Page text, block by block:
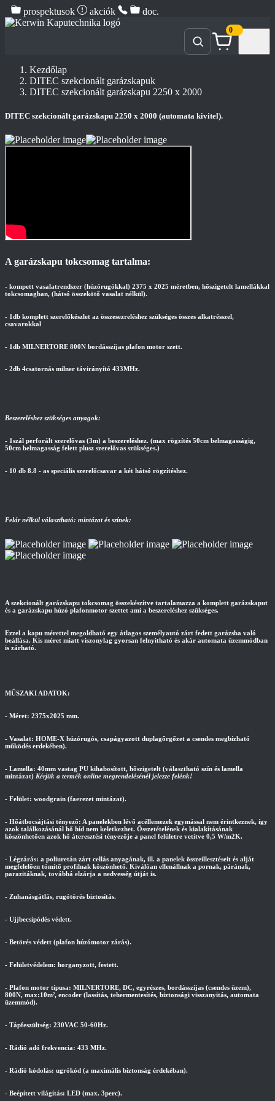
prospektusok akciók doc.
0
Kezdőlap
DITEC szekcionált garázskapuk
DITEC szekcionált garázskapu 2250 x 2000
DITEC szekcionált garázskapu 2250 x 2000 (automata kivitel).
A garázskapu tokcsomag tartalma:
- kompett vasalatrendszer (húzórugókkal) 2375 x 2025 méretben, hőszigetelt lamellákkal
tokcsomagban, (hátsó összekötő vasalat nélkül).
- 1db komplett szerelőkészlet az összesezreléshez szükséges összes alkatrésszel,
csavarokkal
- 1db MILNERTORE 800N bordásszíjas plafon motor szett.
- 2db 4csatornás milner távirányító 433MHz.
Beszereléshez szükséges anyagok:
- 1szál perforált szerelővas (3m) a beszereléshez. (max rögzítés 50cm belmagasságig,
50cm belmagasság felett plusz szerelővas szükséges.)
- 10 db 8.8 - as speciális szerelőcsavar a két hátsó rögzítéshez.
Felár nélkül választható: mintázat és színek:
A szekcionált garázskapu tokcsomag összekészítve tartalamazza a komplett garázskaput
és a garázskapu húzó plafonmotor szettet ami a beszereléshez szükséges.
Ezzel a kapu mérettel megoldható egy átlagos személyautó zárt fedett garázsba való
beállása. Kis méret miatt viszonylag gyorsan felnyitható és akár automata üzemmódban
is zárható.
MŰSZAKI ADATOK:
- Méret: 2375x2025 mm.
- Vasalat: HOME-X húzórugós, csapágyazott duplagőrgőzet a csendes megbízható
működés erdekében).
- Lamella: 40mm vastag PU kihabosított, hőszigetelt (választható szín és lamella
mintázat) Kérjük a termék online megrendelésénél jelezze felénk!
- Felület: woodgrain (faerezet mintázat).
- Hőátbocsájtási tényező: A panelekben lévő acéllemezek egymással nem érintkeznek, így
azok találkozásánál hő híd nem keletkezhet. Összetételének és kialakításának
köszönhetően azok hő áteresztési tényezője a panel felületre vetítve 0,5 W/m2K.
- Légzárás: a poliuretán zárt cellás anyagának, ill. a panelek összeillesztéseit és alját
megfelelően tömítő profilnak köszönhető. Kiválóan ellenállnak a pornak, párának,
parazitáknak, továbbá elzárja a nedvesség útját is.
- Zuhanásgátlás, rugótörés biztosítás.
- Ujjbecsípódés védett.
- Betörés védett (plafon húzómotor zárás).
- Felületvédelem: horganyzott, festett.
- Plafon motor típusa: MILNERTORE, DC, egyrészes, bordásszíjas (csendes üzem),
800N, max:10m², encoder (lassítás, tehermentesítés, biztonsági visszanyitás, automata
üzemmód).
- Tápfeszültség: 230VAC 50-60Hz.
- Rádió adó frekvencia: 433 MHz.
- Rádió kódolás: ugrókód (a maximális biztonság érdekéban).
- Beépített világítás: LED (max. 3perc).